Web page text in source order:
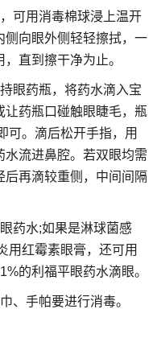
可用消毒棉球浸上温开
侧向眼外侧轻轻擦拭，一
直到擦干净为止。
眼药瓶，将药水滴入宝
让药瓶口碰触眼睫毛，瓶
可。滴后松开手指，用
流进鼻腔。若双眼均需
再滴较重侧，中间间隔
药水;如果是淋球菌感
用红霉素眼膏，还可用
的利福平眼药水滴眼。
、手帕要进行消毒。